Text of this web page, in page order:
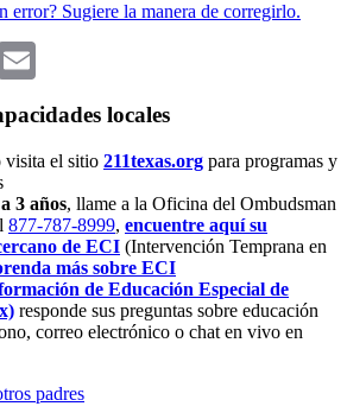
error? Sugiere la manera de corregirlo.
locales
visita el sitio 211texas.org para programas y
3 años, llame a la Oficina del Ombudsman
877-787-8999, encuentre aquí su
de ECI (Intervención Temprana en
más sobre ECI
de Educación Especial de
responde sus preguntas sobre educación
correo electrónico o chat en vivo en
padres